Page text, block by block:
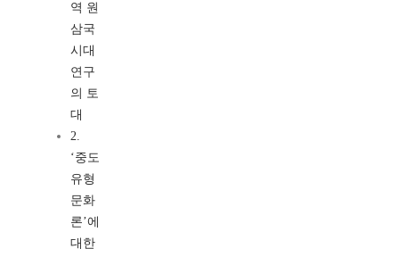
역 원
삼국
시대
연구
의 토
대
2.
‘중도
유형
문화
론’에
대한